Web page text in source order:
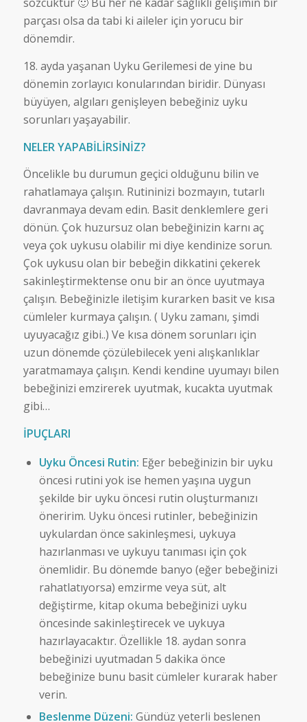
parçası olsa da tabi ki aileler için yorucu bir
dönemdir.
18. ayda yaşanan Uyku Gerilemesi de yine bu
dönemin zorlayıcı konularından biridir. Dünyası
büyüyen, algıları genişleyen bebeğiniz uyku
sorunları yaşayabilir.
NELER YAPABİLİRSİNİZ?
Öncelikle bu durumun geçici olduğunu bilin ve
rahatlamaya çalışın. Rutininizi bozmayın, tutarlı
davranmaya devam edin. Basit denklemlere geri
dönün. Çok huzursuz olan bebeğinizin karnı aç
veya çok uykusu olabilir mi diye kendinize sorun.
Çok uykusu olan bir bebeğin dikkatini çekerek
sakinleştirmektense onu bir an önce uyutmaya
çalışın. Bebeğinizle iletişim kurarken basit ve kısa
cümleler kurmaya çalışın. ( Uyku zamanı, şimdi
uyuyacağız gibi..) Ve kısa dönem sorunları için
uzun dönemde çözülebilecek yeni alışkanlıklar
yaratmamaya çalışın. Kendi kendine uyumayı bilen
bebeğinizi emzirerek uyutmak, kucakta uyutmak
gibi…
İPUÇLARI
Uyku Öncesi Rutin: Eğer bebeğinizin bir uyku
öncesi rutini yok ise hemen yaşına uygun
şekilde bir uyku öncesi rutin oluşturmanızı
öneririm. Uyku öncesi rutinler, bebeğinizin
uykulardan önce sakinleşmesi, uykuya
hazırlanması ve uykuyu tanıması için çok
önemlidir. Bu dönemde banyo (eğer bebeğinizi
rahatlatıyorsa) emzirme veya süt, alt
değiştirme, kitap okuma bebeğinizi uyku
öncesinde sakinleştirecek ve uykuya
hazırlayacaktır. Özellikle 18. aydan sonra
bebeğinizi uyutmadan 5 dakika önce
bebeğinize bunu basit cümleler kurarak haber
verin.
Beslenme Düzeni: Gündüz yeterli beslenen